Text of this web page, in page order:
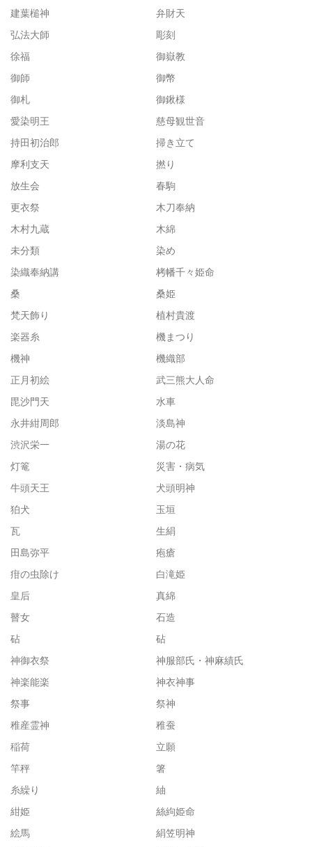
建葉槌神
弁財天
弘法大師
彫刻
徐福
御嶽教
御師
御幣
御札
御鍬様
愛染明王
慈母観世音
持田初治郎
掃き立て
摩利支天
撚り
放生会
春駒
更衣祭
木刀奉納
木村九蔵
木綿
未分類
染め
染織奉納講
栲幡千々姫命
桑
桑姫
梵天飾り
植村貴渡
楽器糸
機まつり
機神
機織部
正月初絵
武三熊大人命
毘沙門天
水車
永井紺周郎
淡島神
渋沢栄一
湯の花
灯篭
災害・病気
牛頭天王
犬頭明神
狛犬
玉垣
瓦
生絹
田島弥平
疱瘡
疳の虫除け
白滝姫
皇后
真綿
瞽女
石造
砧
砧
神御衣祭
神服部氏・神麻績氏
神楽能楽
神衣神事
祭事
祭神
稚産霊神
稚蚕
稲荷
立願
竿秤
箸
糸繰り
紬
紺姫
絲絇姫命
絵馬
絹笠明神